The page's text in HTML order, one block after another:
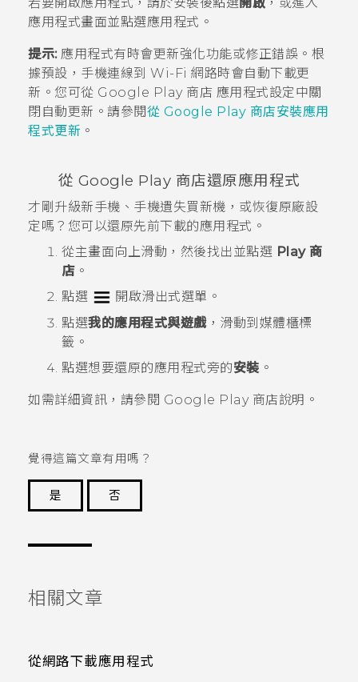
應用程式畫面並點選應用程式。
提示:應用程式有時會更新強化功能或修正錯誤。根
據預設，手機連線到 Wi-Fi 網路時會自動下載更
新。您可從 Google Play 商店 應用程式設定中關
閉自動更新。請參閱從 Google Play 商店安裝應用
程式更新 。
從 Google Play 商店還原應用程式
才剛升級新手機、手機遺失買新機，或恢復原廠設
定嗎？您可以還原先前下載的應用程式。
從主畫面向上滑動，然後找出並點選 Play 商
店。
點選
開啟滑出式選單。
點選我的應用程式與遊戲，滑動到 媒體櫃標
籤。
點選想要還原的應用程式旁的安裝。
如需詳細資訊，請參閱 Google Play 商店說明。
覺得這篇文章有用嗎？
是
否
相關文章
從網路下載應用程式